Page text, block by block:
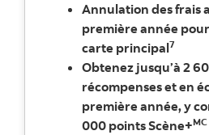
Annulation des frais
première année
carte principal7
Obtenez jusqu’à 2
récompenses et en
première année, y
000 points Scène+MC